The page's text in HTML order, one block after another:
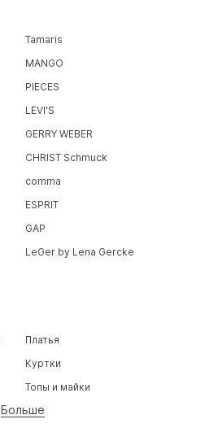
Tamaris
MANGO
PIECES
LEVI'S
GERRY WEBER
CHRIST Schmuck
comma
ESPRIT
GAP
LeGer by Lena Gercke
Платья
Куртки
Топы и майки
Белье
Больше